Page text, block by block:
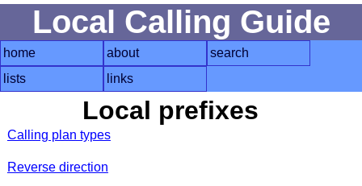
Local Calling Guide
home about
search
lists
links
Local prefixes
Calling plan types
Reverse direction